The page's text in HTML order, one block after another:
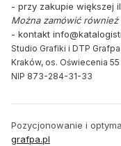
- przy zakupie większej
Można zamówić również
- kontakt
Studio Grafiki i DTP Grafpa
Kraków, os. Oświecenia 55
NIP 873-284-31-33
Pozycjonowanie i
grafpa.pl